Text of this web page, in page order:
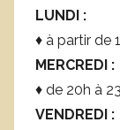
LUNDI :
♦ à partir de
MERCREDI :
♦ de 20h à
VENDREDI :